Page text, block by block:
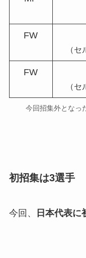
FW
（
FW
（
今回招集外となっ
初招集は3選手
今回、 日本代表に